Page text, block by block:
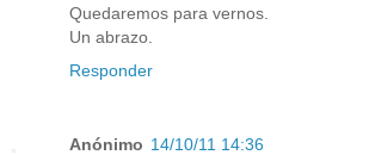
Quedaremos para vernos.
Un abrazo.
Responder
Anónimo 14/10/11 14:36